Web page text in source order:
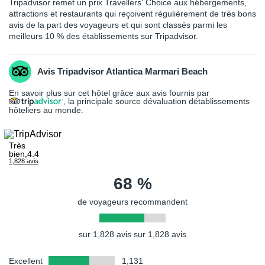
Votre séjour est assuré par le tour opérateur suivant :
FRAM
Tripadvisor remet un prix Travellers' Choice aux hébergements,
attractions et restaurants qui reçoivent régulièrement de très bons
avis de la part des voyageurs et qui sont classés parmi les
meilleurs 10 % des établissements sur Tripadvisor.
Avis Tripadvisor Atlantica Marmari Beach
En savoir plus sur cet hôtel grâce aux avis fournis par
, la principale source dévaluation détablissements
hôteliers au monde.
Très
bien,4.4
1,828 avis
Excellent 1,131
68 %
de voyageurs recommandent
sur 1,828 avis sur 1,828 avis